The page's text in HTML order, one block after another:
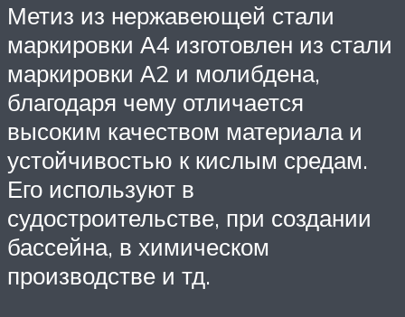
Метиз из нержавеющей стали
маркировки А4 изготовлен из стали
маркировки А2 и молибдена,
благодаря чему отличается
высоким качеством материала и
устойчивостью к кислым средам.
Его используют в
судостроительстве, при создании
бассейна, в химическом
производстве и тд.